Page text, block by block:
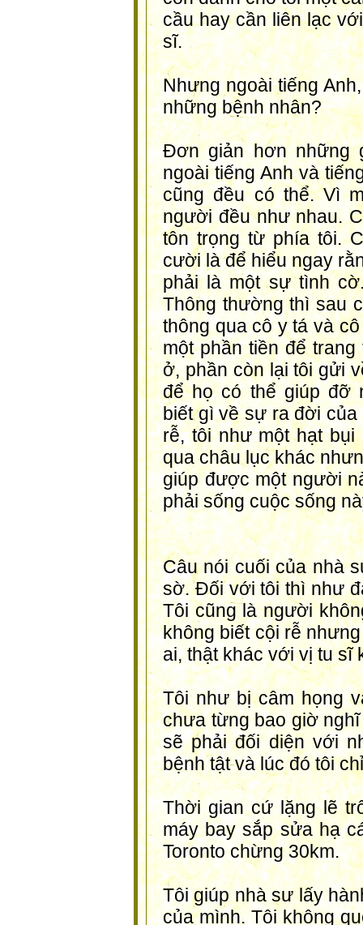
cầu hay cần liên lạc
sĩ.
Nhưng ngoài tiếng
những bệnh nhân?
Đơn giản hơn những
ngoài tiếng Anh và
cũng đều có thể. Vì
người đều như nhau.
tôn trọng từ phía tôi.
cười là để hiểu ngay
phải là một sự tình
Thông thường thì sau
thông qua cô y tá và
một phần tiền để
ở, phần còn lại tôi gửi
để họ có thể giúp đỡ
biết gì về sự ra đời
rễ, tôi như một hạt
qua châu lục khác
giúp được một người
phải sống cuộc sống
Câu nói cuối của nhà
sờ. Đối với tôi thì như
Tôi cũng là người
không biết cội rễ
ai, thật khác với vị tu sĩ
Tôi như bị câm họng
chưa từng bao giờ
sẽ phải đối diện với
bệnh tật và lúc đó tôi
Thời gian cứ lặng lẽ
máy bay sắp sửa hạ
Toronto chừng 30km.
Tôi giúp nhà sư lấy
của mình. Tôi không